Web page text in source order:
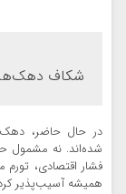
شکاف
در حال حاضر،
شده‌اند. نه مشمول
فشار اقتصادی،
همیشه آسیب‌پذیر